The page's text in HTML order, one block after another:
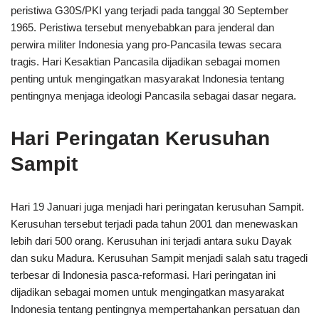
peristiwa G30S/PKI yang terjadi pada tanggal 30 September
1965. Peristiwa tersebut menyebabkan para jenderal dan
perwira militer Indonesia yang pro-Pancasila tewas secara
tragis. Hari Kesaktian Pancasila dijadikan sebagai momen
penting untuk mengingatkan masyarakat Indonesia tentang
pentingnya menjaga ideologi Pancasila sebagai dasar negara.
Hari Peringatan Kerusuhan
Sampit
Hari 19 Januari juga menjadi hari peringatan kerusuhan Sampit.
Kerusuhan tersebut terjadi pada tahun 2001 dan menewaskan
lebih dari 500 orang. Kerusuhan ini terjadi antara suku Dayak
dan suku Madura. Kerusuhan Sampit menjadi salah satu tragedi
terbesar di Indonesia pasca-reformasi. Hari peringatan ini
dijadikan sebagai momen untuk mengingatkan masyarakat
Indonesia tentang pentingnya mempertahankan persatuan dan